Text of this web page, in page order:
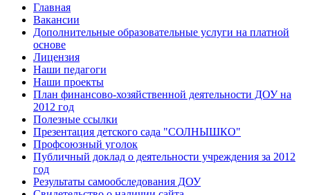
Главная
Вакансии
Дополнительные образовательные услуги на платной
основе
Лицензия
Наши педагоги
Наши проекты
План финансово-хозяйственной деятельности ДОУ на
2012 год
Полезные ссылки
Презентация детского сада "СОЛНЫШКО"
Профсоюзный уголок
Публичный доклад о деятельности учреждения за 2012
год
Результаты самообследования ДОУ